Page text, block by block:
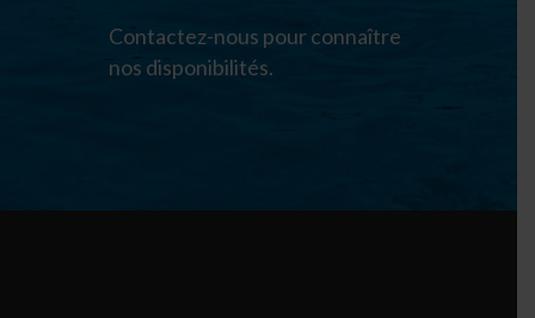
Contactez-nous pour connaître
nos disponibilités.